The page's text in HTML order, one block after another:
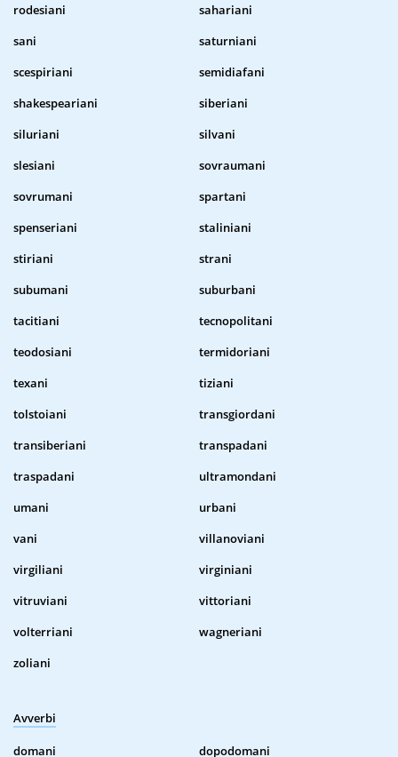
rodesiani
sahariani
sani
saturniani
scespiriani
semidiafani
shakespeariani
siberiani
siluriani
silvani
slesiani
sovraumani
sovrumani
spartani
spenseriani
staliniani
stiriani
strani
subumani
suburbani
tacitiani
tecnopolitani
teodosiani
termidoriani
texani
tiziani
tolstoiani
transgiordani
transiberiani
transpadani
traspadani
ultramondani
umani
urbani
vani
villanoviani
virgiliani
virginiani
vitruviani
vittoriani
volterriani
wagneriani
zoliani
Avverbi
domani
dopodomani